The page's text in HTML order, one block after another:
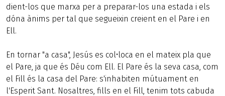
dient-los que marxa per a preparar-los una estada i els
dóna ànims per tal que segueixin creient en el Pare i en
Ell.
En tornar "a casa", Jesús es col•loca en el mateix pla que
el Pare, ja que és Déu com Ell. El Pare és la seva casa, com
el Fill és la casa del Pare: s'inhabiten mútuament en
l'Esperit Sant. Nosaltres, fills en el Fill, tenim tots cabuda